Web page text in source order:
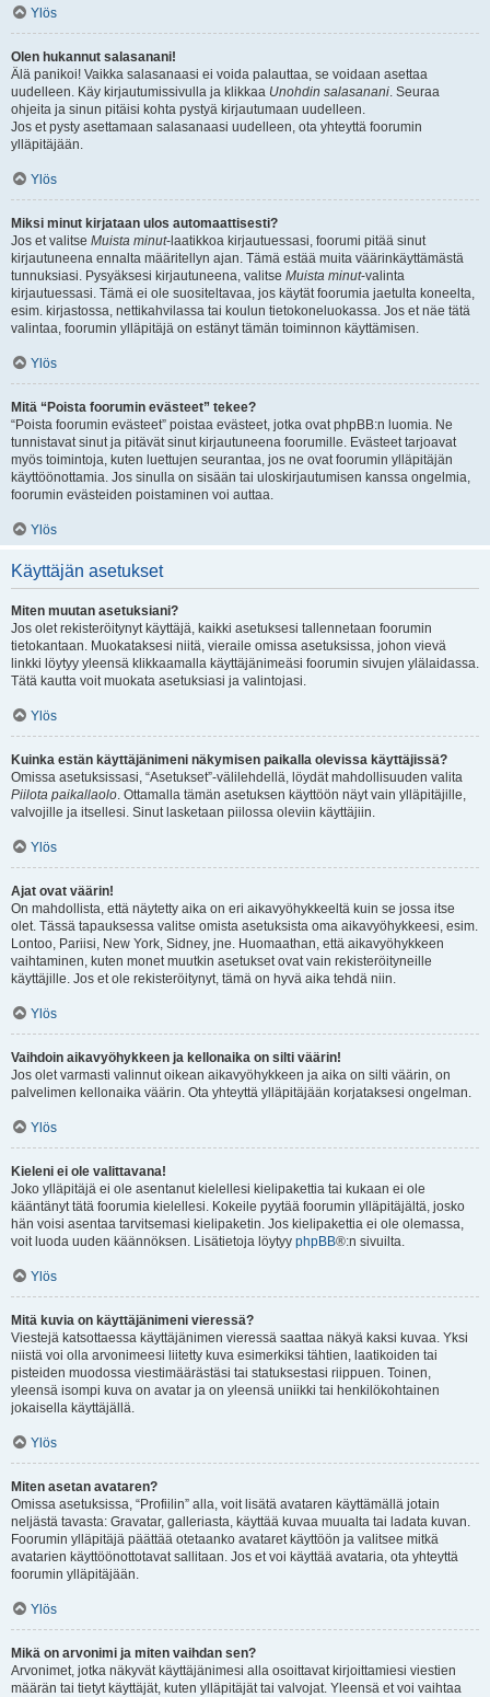
Ylös
Olen hukannut salasanani!
Älä panikoi! Vaikka salasanaasi ei voida palauttaa, se voidaan asettaa
uudelleen. Käy kirjautumissivulla ja klikkaa Unohdin salasanani. Seuraa
ohjeita ja sinun pitäisi kohta pystyä kirjautumaan uudelleen.
Jos et pysty asettamaan salasanaasi uudelleen, ota yhteyttä foorumin
ylläpitäjään.
Ylös
Miksi minut kirjataan ulos automaattisesti?
Jos et valitse Muista minut-laatikkoa kirjautuessasi, foorumi pitää sinut
kirjautuneena ennalta määritellyn ajan. Tämä estää muita väärinkäyttämästä
tunnuksiasi. Pysyäksesi kirjautuneena, valitse Muista minut-valinta
kirjautuessasi. Tämä ei ole suositeltavaa, jos käytät foorumia jaetulta koneelta,
esim. kirjastossa, nettikahvilassa tai koulun tietokoneluokassa. Jos et näe tätä
valintaa, foorumin ylläpitäjä on estänyt tämän toiminnon käyttämisen.
Ylös
Mitä “Poista foorumin evästeet” tekee?
“Poista foorumin evästeet” poistaa evästeet, jotka ovat phpBB:n luomia. Ne
tunnistavat sinut ja pitävät sinut kirjautuneena foorumille. Evästeet tarjoavat
myös toimintoja, kuten luettujen seurantaa, jos ne ovat foorumin ylläpitäjän
käyttöönottamia. Jos sinulla on sisään tai uloskirjautumisen kanssa ongelmia,
foorumin evästeiden poistaminen voi auttaa.
Ylös
Käyttäjän asetukset
Miten muutan asetuksiani?
Jos olet rekisteröitynyt käyttäjä, kaikki asetuksesi tallennetaan foorumin
tietokantaan. Muokataksesi niitä, vieraile omissa asetuksissa, johon vievä
linkki löytyy yleensä klikkaamalla käyttäjänimeäsi foorumin sivujen ylälaidassa.
Tätä kautta voit muokata asetuksiasi ja valintojasi.
Ylös
Kuinka estän käyttäjänimeni näkymisen paikalla olevissa käyttäjissä?
Omissa asetuksissasi, “Asetukset”-välilehdellä, löydät mahdollisuuden valita
Piilota paikallaolo. Ottamalla tämän asetuksen käyttöön näyt vain ylläpitäjille,
valvojille ja itsellesi. Sinut lasketaan piilossa oleviin käyttäjiin.
Ylös
Ajat ovat väärin!
On mahdollista, että näytetty aika on eri aikavyöhykkeeltä kuin se jossa itse
olet. Tässä tapauksessa valitse omista asetuksista oma aikavyöhykkeesi, esim.
Lontoo, Pariisi, New York, Sidney, jne. Huomaathan, että aikavyöhykkeen
vaihtaminen, kuten monet muutkin asetukset ovat vain rekisteröityneille
käyttäjille. Jos et ole rekisteröitynyt, tämä on hyvä aika tehdä niin.
Ylös
Vaihdoin aikavyöhykkeen ja kellonaika on silti väärin!
Jos olet varmasti valinnut oikean aikavyöhykkeen ja aika on silti väärin, on
palvelimen kellonaika väärin. Ota yhteyttä ylläpitäjään korjataksesi ongelman.
Ylös
Kieleni ei ole valittavana!
Joko ylläpitäjä ei ole asentanut kielellesi kielipakettia tai kukaan ei ole
kääntänyt tätä foorumia kielellesi. Kokeile pyytää foorumin ylläpitäjältä, josko
hän voisi asentaa tarvitsemasi kielipaketin. Jos kielipakettia ei ole olemassa,
voit luoda uuden käännöksen. Lisätietoja löytyy phpBB®:n sivuilta.
Ylös
Mitä kuvia on käyttäjänimeni vieressä?
Viestejä katsottaessa käyttäjänimen vieressä saattaa näkyä kaksi kuvaa. Yksi
niistä voi olla arvonimeesi liitetty kuva esimerkiksi tähtien, laatikoiden tai
pisteiden muodossa viestimäärästäsi tai statuksestasi riippuen. Toinen,
yleensä isompi kuva on avatar ja on yleensä uniikki tai henkilökohtainen
jokaisella käyttäjällä.
Ylös
Miten asetan avataren?
Omissa asetuksissa, “Profiilin” alla, voit lisätä avataren käyttämällä jotain
neljästä tavasta: Gravatar, galleriasta, käyttää kuvaa muualta tai ladata kuvan.
Foorumin ylläpitäjä päättää otetaanko avataret käyttöön ja valitsee mitkä
avatarien käyttöönottotavat sallitaan. Jos et voi käyttää avataria, ota yhteyttä
foorumin ylläpitäjään.
Ylös
Mikä on arvonimi ja miten vaihdan sen?
Arvonimet, jotka näkyvät käyttäjänimesi alla osoittavat kirjoittamiesi viestien
määrän tai tietyt käyttäjät, kuten ylläpitäjät tai valvojat. Yleensä et voi vaihtaa